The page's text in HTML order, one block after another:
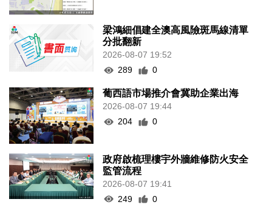
梁鴻細倡建全澳高風險斑馬線清單
分批翻新
2026-08-07 19:52
289
0
葡西語市場推介會冀助企業出海
2026-08-07 19:44
204
0
政府啟梳理樓宇外牆維修防火安全
監管流程
2026-08-07 19:41
249
0